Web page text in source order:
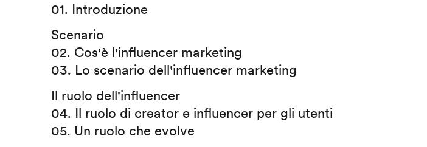
01. Introduzione
Scenario
02. Cos'è l'influencer marketing
03. Lo scenario dell'influencer marketing
Il ruolo dell'influencer
04. Il ruolo di creator e influencer per gli utenti
05. Un ruolo che evolve